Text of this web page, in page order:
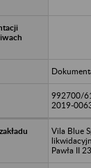
992700/
2019-
Vila Blue
Pawła II 23